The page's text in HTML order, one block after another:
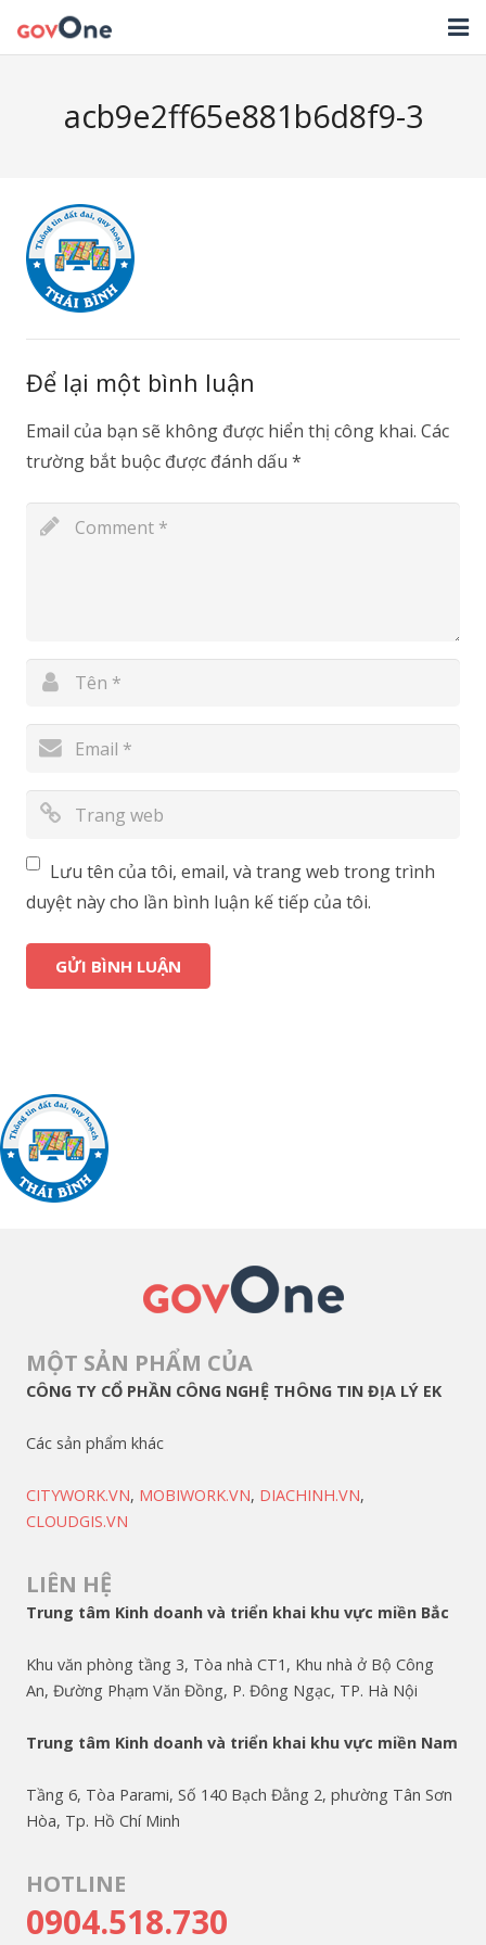
GIẢI PHÁP
HỖ TRỢ
TẢI ỨNG DỤNG
NHẬT KÝ CẬP NHẬT PHẦN MỀM
acb9e2ff65e881b6d8f9-3
Để lại một bình luận
Email của bạn sẽ không được hiển thị công khai. Các
trường bắt buộc được đánh dấu *
Lưu tên của tôi, email, và trang web trong trình
duyệt này cho lần bình luận kế tiếp của tôi.
MỘT SẢN PHẨM CỦA
CÔNG TY CỔ PHẦN CÔNG NGHỆ THÔNG TIN ĐỊA LÝ EK
Các sản phẩm khác
CITYWORK.VN, MOBIWORK.VN, DIACHINH.VN,
CLOUDGIS.VN
LIÊN HỆ
Trung tâm Kinh doanh và triển khai khu vực miền Bắc
Khu văn phòng tầng 3, Tòa nhà CT1, Khu nhà ở Bộ Công
An, Đường Phạm Văn Đồng, P. Đông Ngạc, TP. Hà Nội
Trung tâm Kinh doanh và triển khai khu vực miền Nam
Tầng 6, Tòa Parami, Số 140 Bạch Đằng 2, phường Tân Sơn
Hòa, Tp. Hồ Chí Minh
HOTLINE
0904.518.730